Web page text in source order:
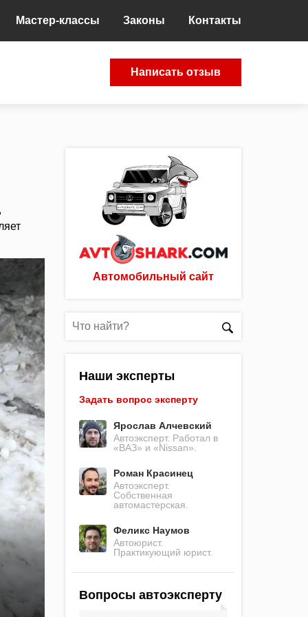
Мастер-классы Законы Контакты
Написать отзыв
Автомобильный сайт
Наши эксперты
Задать вопрос эксперту
Ярослав Алчевский
Автоэксперт. Работал в
«ВАЗ» и «Nissan».
Роман Красинец
Автоэксперт.
Собственная
автомастерская.
Феликс Наумов
Автоюрист.
Практикующий юрист.
Вопросы автоэксперту